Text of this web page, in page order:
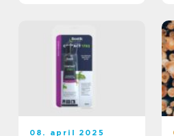
08. april 2025